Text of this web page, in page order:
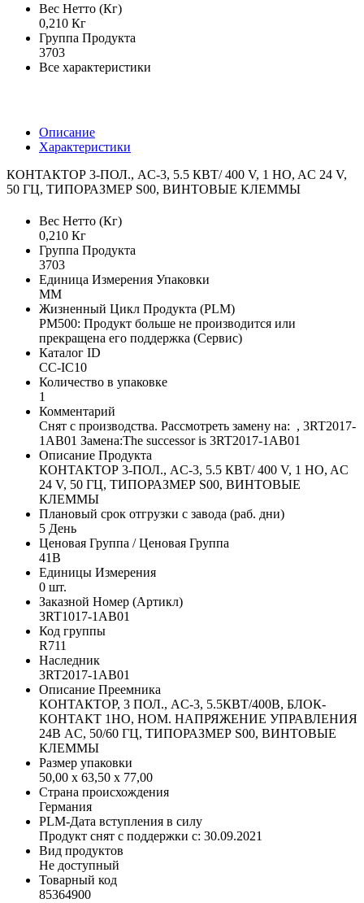
Вес Нетто (Кг)
0,210 Кг
Группа Продукта
3703
Все характеристики
Описание
Характеристики
КОНТАКТОР 3-ПОЛ., AC-3, 5.5 КВТ/ 400 V, 1 НO, AC 24 V,
50 ГЦ, ТИПОРАЗМЕР S00, ВИНТОВЫЕ КЛЕММЫ
Вес Нетто (Кг)
0,210 Кг
Группа Продукта
3703
Единица Измерения Упаковки
MM
Жизненный Цикл Продукта (PLM)
PM500: Продукт больше не производится или
прекращена его поддержка (Сервис)
Каталог ID
CC-IC10
Количество в упаковке
1
Комментарий
Снят с производства. Рассмотреть замену на: , 3RT2017-
1AB01 Замена:The successor is 3RT2017-1AB01
Описание Продукта
КОНТАКТОР 3-ПОЛ., AC-3, 5.5 КВТ/ 400 V, 1 НO, AC
24 V, 50 ГЦ, ТИПОРАЗМЕР S00, ВИНТОВЫЕ
КЛЕММЫ
Плановый срок отгрузки с завода (раб. дни)
5 День
Ценовая Группа / Ценовая Группа
41B
Единицы Измерения
0 шт.
Заказной Номер (Артикл)
3RT1017-1AB01
Код группы
R711
Наследник
3RT2017-1AB01
Описание Преемника
КОНТАКТОР, 3 ПОЛ., AC-3, 5.5КВТ/400В, БЛОК-
КОНТАКТ 1НО, НОМ. НАПРЯЖЕНИЕ УПРАВЛЕНИЯ
24В AC, 50/60 ГЦ, ТИПОРАЗМЕР S00, ВИНТОВЫЕ
КЛЕММЫ
Размер упаковки
50,00 x 63,50 x 77,00
Страна происхождения
Германия
PLM-Дата вступления в силу
Продукт снят с поддержки с: 30.09.2021
Вид продуктов
Не доступный
Товарный код
85364900